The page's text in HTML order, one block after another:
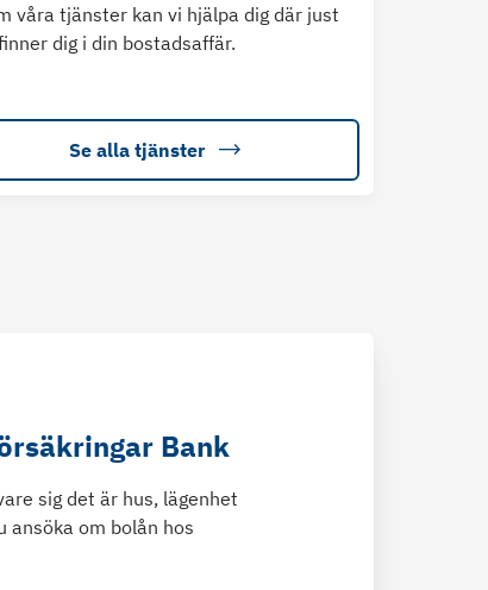
våra tjänster kan vi hjälpa dig där just
dig i din bostadsaffär.
Se alla tjänster
Bank
sig det är hus, lägenhet
ansöka om bolån hos